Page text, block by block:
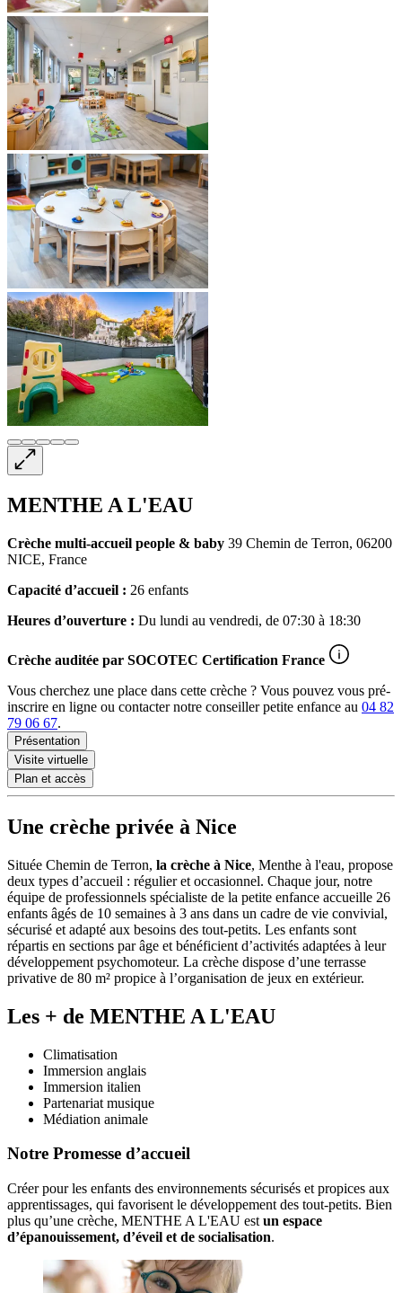
MENTHE A L'EAU
Crèche multi-accueil people & baby 39 Chemin de Terron, 06200
NICE, France
Capacité d’accueil : 26 enfants
Heures d’ouverture : Du lundi au vendredi, de 07:30 à 18:30
Crèche auditée par SOCOTEC Certification France
Vous cherchez une place dans cette crèche ? Vous pouvez vous pré-
inscrire en ligne ou contacter notre conseiller petite enfance au 04 82
79 06 67.
Présentation
Visite virtuelle
Plan et accès
Une crèche privée à Nice
Située Chemin de Terron, la crèche à Nice, Menthe à l'eau, propose
deux types d’accueil : régulier et occasionnel. Chaque jour, notre
équipe de professionnels spécialiste de la petite enfance accueille 26
enfants âgés de 10 semaines à 3 ans dans un cadre de vie convivial,
sécurisé et adapté aux besoins des tout-petits. Les enfants sont
répartis en sections par âge et bénéficient d’activités adaptées à leur
développement psychomoteur. La crèche dispose d’une terrasse
privative de 80 m² propice à l’organisation de jeux en extérieur.
Les + de MENTHE A L'EAU
Climatisation
Immersion anglais
Immersion italien
Partenariat musique
Médiation animale
Notre Promesse d’accueil
Créer pour les enfants des environnements sécurisés et propices aux
apprentissages, qui favorisent le développement des tout-petits. Bien
plus qu’une crèche, MENTHE A L'EAU est un espace
d’épanouissement, d’éveil et de socialisation.